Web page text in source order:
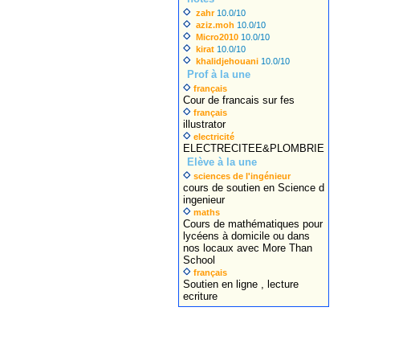
zahr 10.0/10
aziz.moh 10.0/10
Micro2010 10.0/10
kirat 10.0/10
khalidjehouani 10.0/10
Prof à la une
français
Cour de francais sur fes
français
illustrator
electricité
ELECTRECITEE&PLOMBRIE
Elève à la une
sciences de l'ingénieur
cours de soutien en Science d
ingenieur
maths
Cours de mathématiques pour
lycéens à domicile ou dans
nos locaux avec More Than
School
français
Soutien en ligne , lecture
ecriture